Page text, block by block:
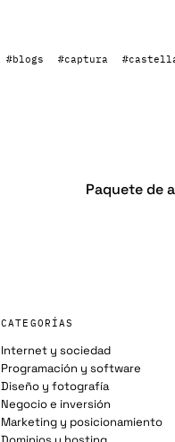
#blogs #captura
Paquete de
CATEGORÍAS
Internet y sociedad
Programación y software
Diseño y fotografía
Negocio e inversión
Marketing y posicionamiento